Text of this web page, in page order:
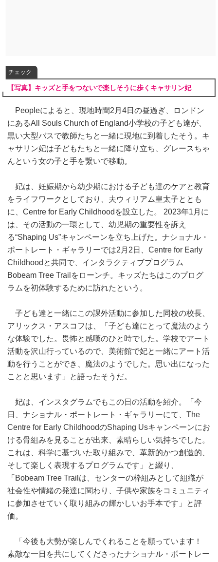
チェック
【写真】キッズと手をつないで楽しそうに歩くキャサリン妃
Peopleによると、現地時間2月4日の昼過ぎ、ロンドン
にあるAll Souls Church of England小学校の子ども達が、
黒い大型バスで教師たちと一緒に現地に到着したそう。キ
ャサリン妃は子どもたちと一緒に降り立ち、グレースちゃ
んという女の子と手を繋いで移動。
妃は、妊娠期から幼少期における子ども達のケアと教育
をライフワークとしており、夫ウィリアム皇太子ととも
に、Centre for Early Childhoodを設立した。 2023年1月に
は、その活動の一環として、幼児期の重要性を訴え
る“Shaping Us”キャンペーンを立ち上げた。ナショナル・
ポートレート・ギャラリーでは2月2日、Centre for Early
Childhoodと共同で、インタラクティブプログラム
Bobeam Tree Trailをローンチ。キッズたちはこのプログ
ラムを初体験するために訪れたという。
子ども達と一緒にこの課外活動に参加した同校の校長、
アリックス・アスコフは、「子ども達にとって魔法のよう
な体験でした。畏怖と感嘆のひと時でした。学校でアート
活動を沢山行っているので、美術館で妃と一緒にアート活
動を行うことができ、魔法のようでした。思い出になった
ことと思います」と語ったそうだ。
妃は、インスタグラムでもこの日の活動を紹介。「今
日、ナショナル・ポートレート・ギャラリーにて、The
Centre for Early ChildhoodのShaping Usキャンペーンにお
ける骨組みを見ることが出来、素晴らしい気持ちでした。
これは、科学に基づいた取り組みで、革新的かつ創造的、
そして楽しく表現するプログラムです」と綴り、
「Bobeam Tree Trailは、センターの枠組みとして組織が
社会性や情緒の発達に関わり、子供や家族をコミュニティ
に参加させていく取り組みの輝かしいお手本です」と評
価。
「今後も大勢が楽しんでくれることを願っています！
素敵な一日を共にしてくださったナショナル・ポートレー